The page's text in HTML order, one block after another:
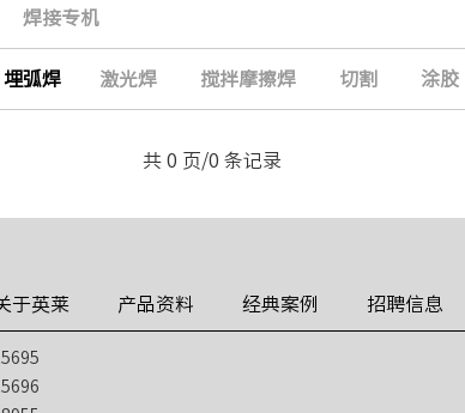
焊接专机
埋弧焊 激光焊 搅拌摩擦焊 切割 涂胶
共 0 页/0 条记录
于英莱 产品资料 经典案例 招聘信息